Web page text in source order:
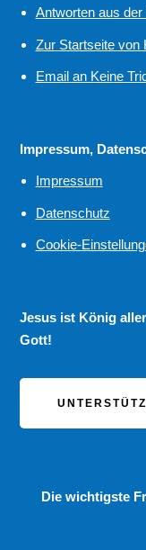
Antworten aus der
Zur Startseite von
Email an Keine
Impressum,
Impressum
Datenschutz
Cookie-
Jesus ist König
Gott!
Die wichtigste